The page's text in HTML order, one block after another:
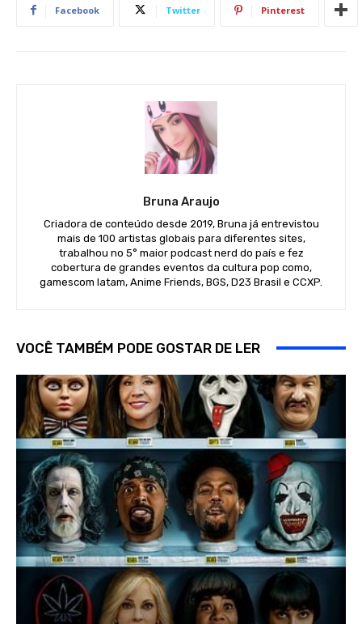
Facebook Twitter Pinterest
Bruna Araujo
Criadora de conteúdo desde 2019, Bruna já entrevistou
mais de 100 artistas globais para diferentes sites,
trabalhou no 5° maior podcast nerd do país e fez
cobertura de grandes eventos da cultura pop como,
gamescom latam, Anime Friends, BGS, D23 Brasil e CCXP.
VOCÊ TAMBÉM PODE GOSTAR DE LER